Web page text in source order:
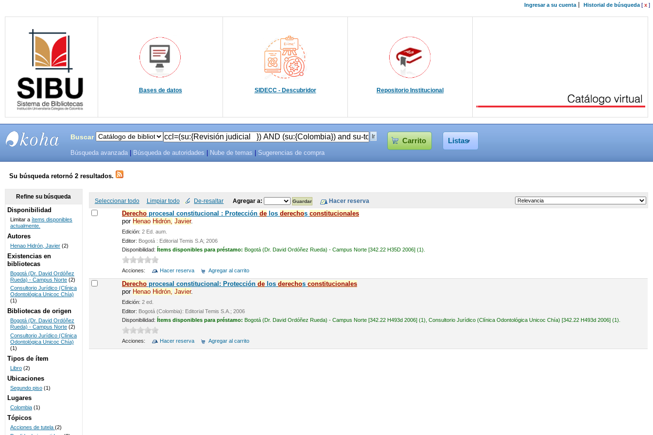
Ingresar a su cuenta Historial de búsqueda[ x ]
Bases de datos SIDECC - Descubridor Repositorio Institucional
SISTEMAS
DE
BIBLIOTECAS
UNICOC
Buscar Carrito Listas
Búsqueda avanzada Búsqueda de autoridades Nube de temas Sugerencias de compra
Su búsqueda retornó 2 resultados.
Seleccionar todo Limpiar todo De-resaltar Agregar a:
Derechoprocesal constitucional : Protección delos derechos constitucionales
por Henao Hidrón, Javier.
Edición: 2 Ed. aum.
Editor: Bogotá : Editorial Temis S.A; 2006
Disponibilidad: Ítems disponibles para préstamo: Bogotá (Dr. David Ordóñez Rueda) - Campus Norte [342.22 H35D 2006] (1).
Acciones: Hacer reserva Agregar al carrito
Derechoprocesal constitucional: Protección delos derechos constitucionales
por Henao Hidrón, Javier.
Edición: 2 ed.
Editor: Bogotá (Colombia): Editorial Temis S.A.; 2006
Disponibilidad: Ítems disponibles para préstamo: Bogotá (Dr. David Ordóñez Rueda) - Campus Norte [342.22 H493d 2006] (1), Consultorio Jurídico (Clínica Odontológica Unicoc Chía) [342.22 H493d 2006] (1).
Acciones: Hacer reserva Agregar al carrito
Refine su búsqueda
Disponibilidad
Limitar a ítems disponibles
actualmente.
Autores
Henao Hidrón, Javier (2)
Existencias en
bibliotecas
Bogotá (Dr. David Ordóñez
Rueda) - Campus Norte (2)
Consultorio Jurídico (Clínica
Odontológica Unicoc Chía)
(1)
Bibliotecas de origen
Bogotá (Dr. David Ordóñez
Rueda) - Campus Norte (2)
Consultorio Jurídico (Clínica
Odontológica Unicoc Chía)
(1)
Tipos de ítem
Libro (2)
Ubicaciones
Segundo piso (1)
Lugares
Colombia (1)
Tópicos
Acciones de tutela (2)